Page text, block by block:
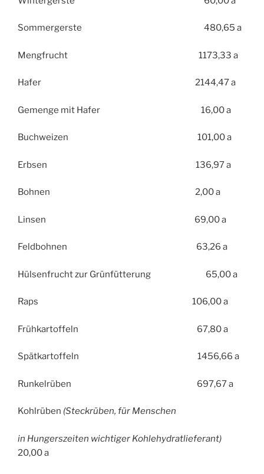
Sommergerste 480,65 a
Mengfrucht 1173,33 a
Hafer 2144,47 a
Gemenge mit Hafer 16,00 a
Buchweizen 101,00 a
Erbsen 136,97 a
Bohnen 2,00 a
Linsen 69,00 a
Feldbohnen 63,26 a
Hülsenfrucht zur Grünfütterung 65,00 a
Raps 106,00 a
Frühkartoffeln 67,80 a
Spätkartoffeln 1456,66 a
Runkelrüben 697,67 a
Kohlrüben (Steckrüben, für Menschen
in Hungerszeiten wichtiger Kohlehydratlieferant)
20,00 a